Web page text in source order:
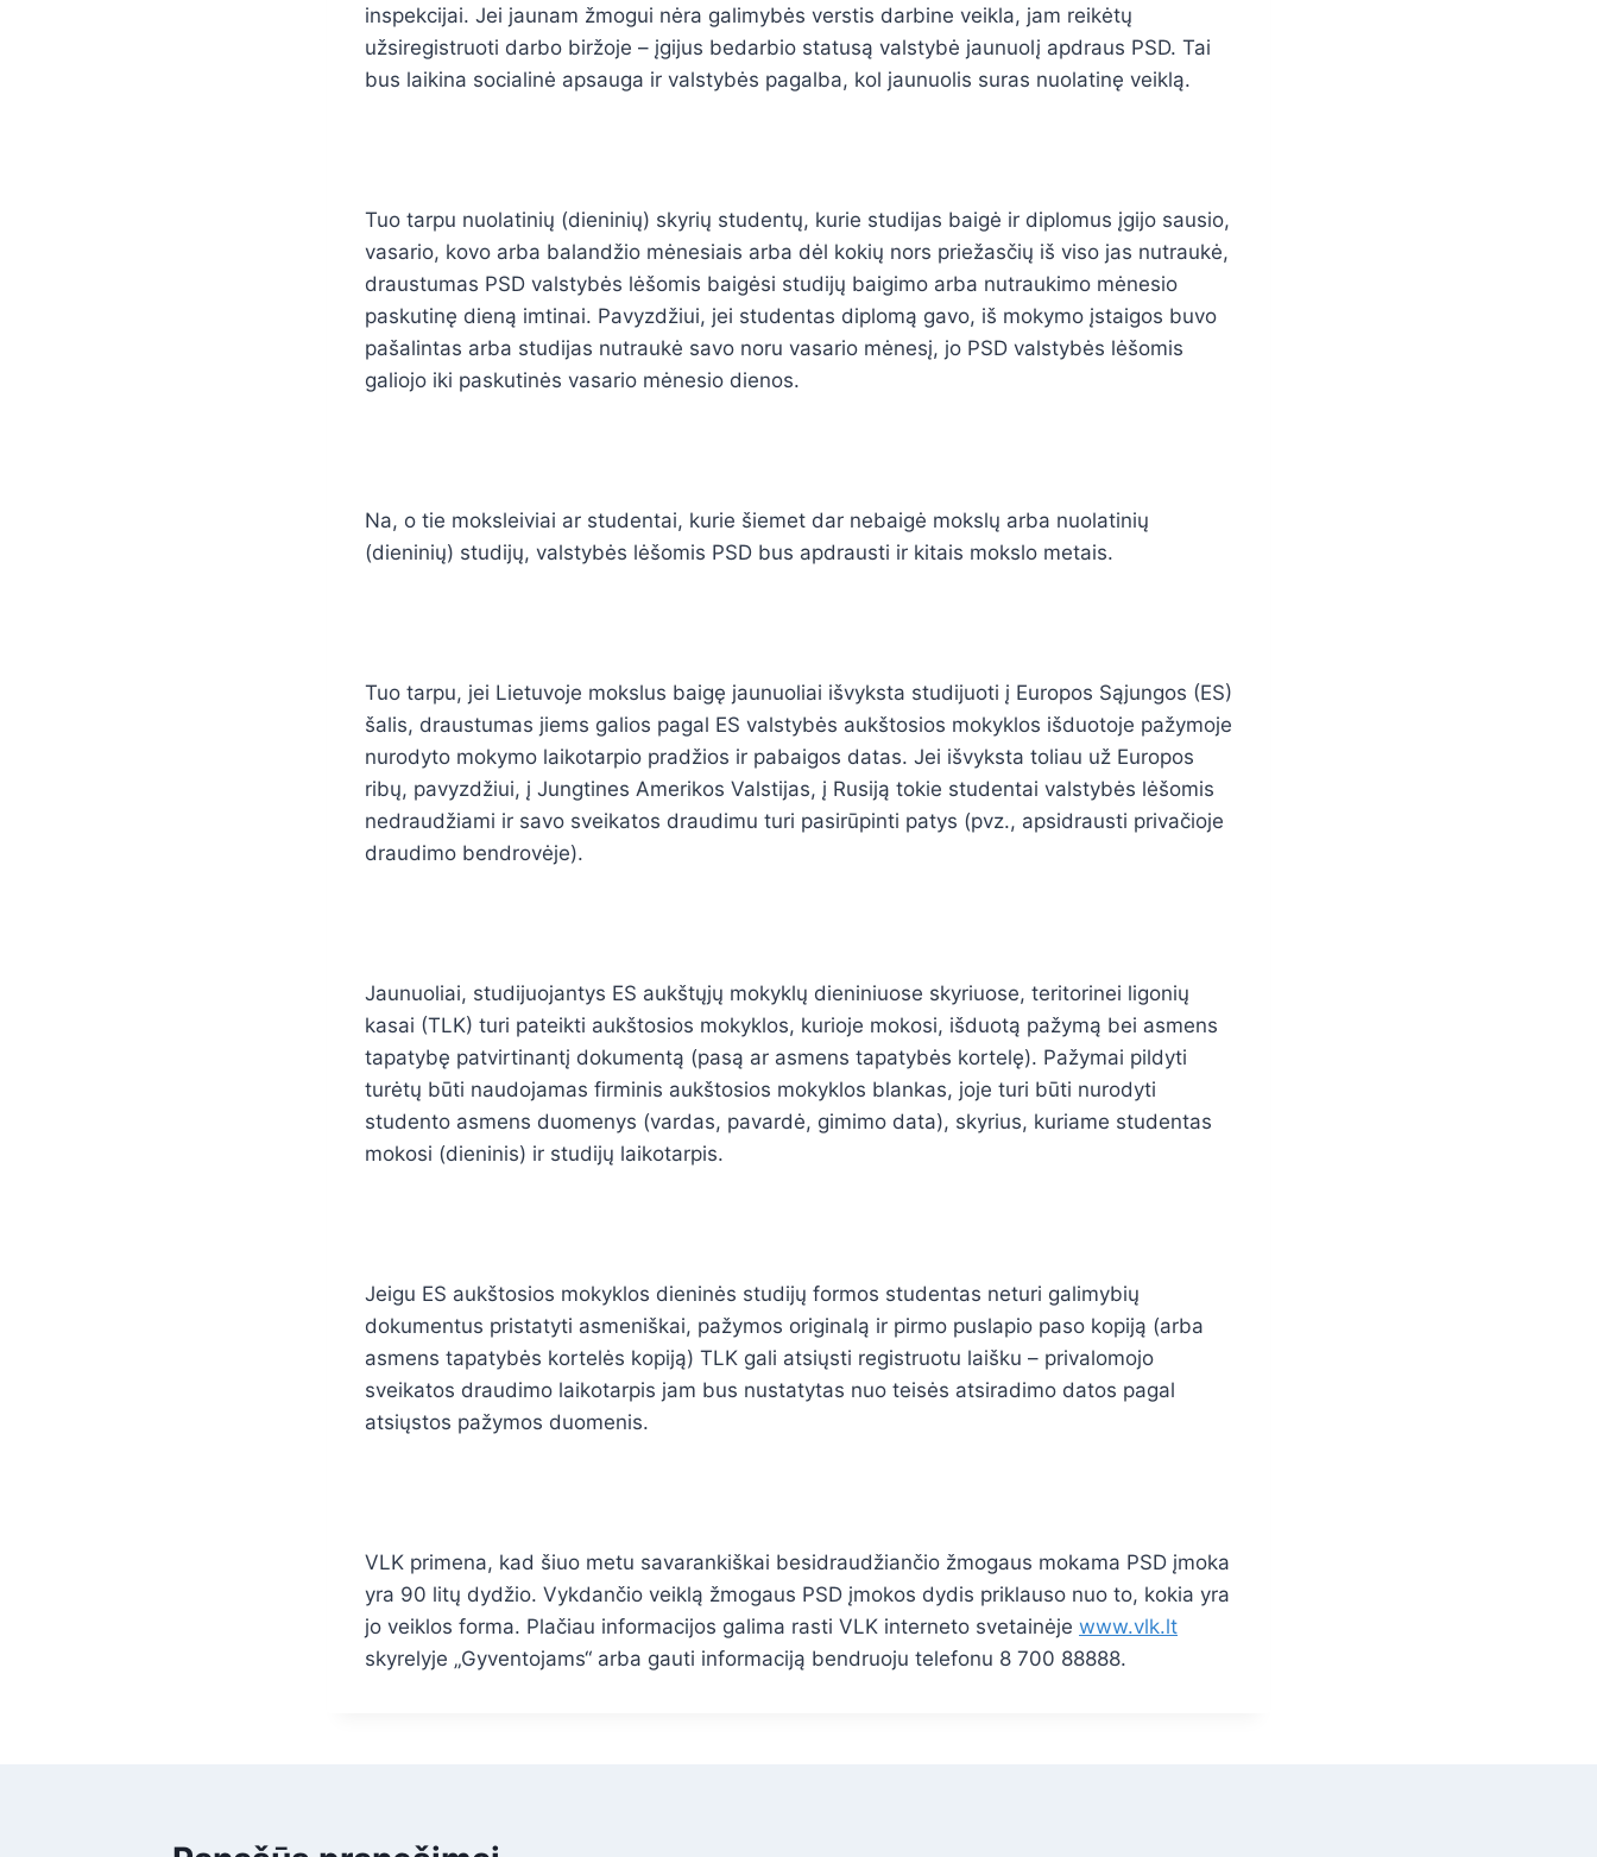
inspekcijai. Jei jaunam žmogui nėra galimybės verstis darbine veikla, jam reikėtų
užsiregistruoti darbo biržoje – įgijus bedarbio statusą valstybė jaunuolį apdraus PSD. Tai
bus laikina socialinė apsauga ir valstybės pagalba, kol jaunuolis suras nuolatinę veiklą.
Tuo tarpu nuolatinių (dieninių) skyrių studentų, kurie studijas baigė ir diplomus įgijo sausio,
vasario, kovo arba balandžio mėnesiais arba dėl kokių nors priežasčių iš viso jas nutraukė,
draustumas PSD valstybės lėšomis baigėsi studijų baigimo arba nutraukimo mėnesio
paskutinę dieną imtinai. Pavyzdžiui, jei studentas diplomą gavo, iš mokymo įstaigos buvo
pašalintas arba studijas nutraukė savo noru vasario mėnesį, jo PSD valstybės lėšomis
galiojo iki paskutinės vasario mėnesio dienos.
Na, o tie moksleiviai ar studentai, kurie šiemet dar nebaigė mokslų arba nuolatinių
(dieninių) studijų, valstybės lėšomis PSD bus apdrausti ir kitais mokslo metais.
Tuo tarpu, jei Lietuvoje mokslus baigę jaunuoliai išvyksta studijuoti į Europos Sąjungos (ES)
šalis, draustumas jiems galios pagal ES valstybės aukštosios mokyklos išduotoje pažymoje
nurodyto mokymo laikotarpio pradžios ir pabaigos datas. Jei išvyksta toliau už Europos
ribų, pavyzdžiui, į Jungtines Amerikos Valstijas, į Rusiją tokie studentai valstybės lėšomis
nedraudžiami ir savo sveikatos draudimu turi pasirūpinti patys (pvz., apsidrausti privačioje
draudimo bendrovėje).
Jaunuoliai, studijuojantys ES aukštųjų mokyklų dieniniuose skyriuose, teritorinei ligonių
kasai (TLK) turi pateikti aukštosios mokyklos, kurioje mokosi, išduotą pažymą bei asmens
tapatybę patvirtinantį dokumentą (pasą ar asmens tapatybės kortelę). Pažymai pildyti
turėtų būti naudojamas firminis aukštosios mokyklos blankas, joje turi būti nurodyti
studento asmens duomenys (vardas, pavardė, gimimo data), skyrius, kuriame studentas
mokosi (dieninis) ir studijų laikotarpis.
Jeigu ES aukštosios mokyklos dieninės studijų formos studentas neturi galimybių
dokumentus pristatyti asmeniškai, pažymos originalą ir pirmo puslapio paso kopiją (arba
asmens tapatybės kortelės kopiją) TLK gali atsiųsti registruotu laišku – privalomojo
sveikatos draudimo laikotarpis jam bus nustatytas nuo teisės atsiradimo datos pagal
atsiųstos pažymos duomenis.
VLK primena, kad šiuo metu savarankiškai besidraudžiančio žmogaus mokama PSD įmoka
yra 90 litų dydžio. Vykdančio veiklą žmogaus PSD įmokos dydis priklauso nuo to, kokia yra
jo veiklos forma. Plačiau informacijos galima rasti VLK interneto svetainėje www.vlk.lt
skyrelyje „Gyventojams“ arba gauti informaciją bendruoju telefonu 8 700 88888.